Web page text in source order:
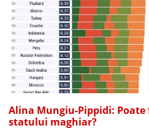
Alina Mungiu-Pippidi:
statului maghiar?